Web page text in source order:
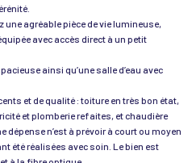
agréable pièce de vie lumineuse,
avec accès direct à un petit
ainsi qu’une salle d’eau avec
et de qualité : toiture en très bon état,
et plomberie refaites, et chaudière
n’est à prévoir à court ou moyen
été réalisées avec soin. Le bien est